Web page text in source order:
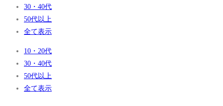
30・40代
50代以上
全て表示
10・20代
30・40代
50代以上
全て表示